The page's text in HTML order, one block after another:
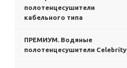
полотенцесушители
кабельного типа
ПРЕМИУМ. Водяные
полотенцесушители Celebrity